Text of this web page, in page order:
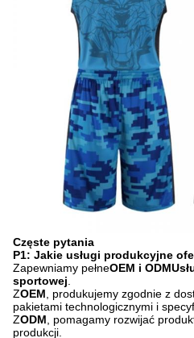
Częste pytania
P1: Jakie usługi produkcyjne
Zapewniamy pełneOEM i ODM
sportowej
ZOEM , produkujemy zgodnie z
pakietami technologicznymi i
ZODM , pomagamy rozwijać
produkcji.